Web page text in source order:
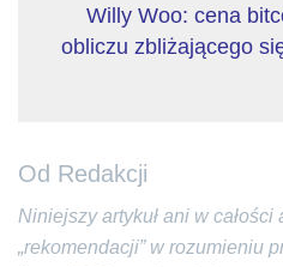
Willy Woo: cena
obliczu zbliżającego
Od Redakcji
Niniejszy artykuł ani w
„rekomendacji” w rozumieniu